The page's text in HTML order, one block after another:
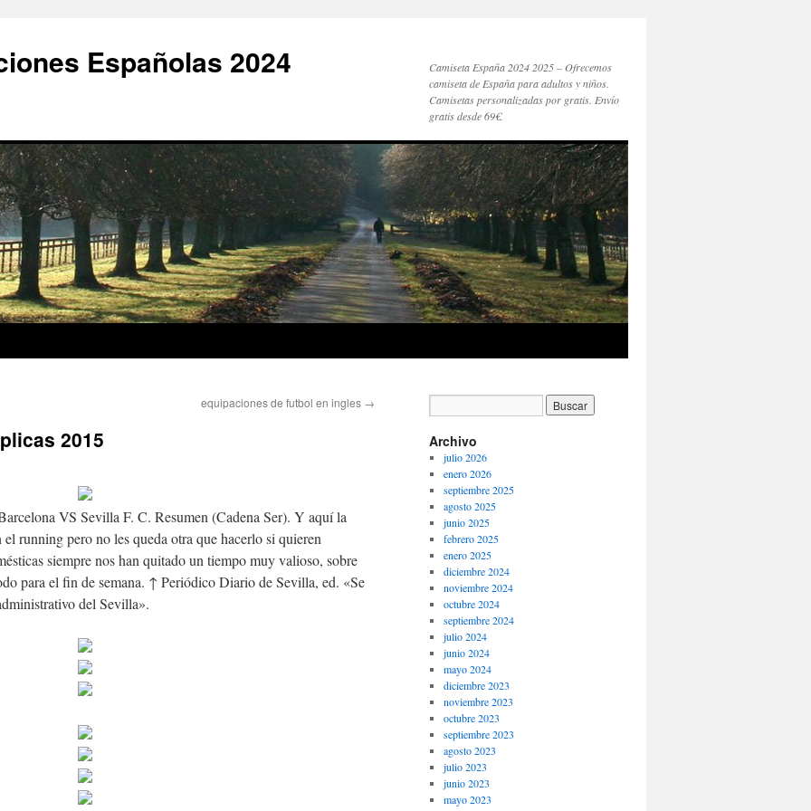
Españolas 2024
Camiseta España 2024 2025 – Ofrecemos
camiseta de España para adultos y niños.
Camisetas personalizadas por gratis. Envío
gratis desde 69€.
equipaciones de futbol en ingles →
2015
VS Sevilla F. C. Resumen (Cadena Ser). Y aquí la
running pero no les queda otra que hacerlo si quieren
siempre nos han quitado un tiempo muy valioso, sobre
para el fin de semana. ↑ Periódico Diario de Sevilla, ed. «Se
del Sevilla».
Archivo
julio 2026
enero 2026
septiembre 2025
agosto 2025
junio 2025
febrero 2025
enero 2025
diciembre 2024
noviembre 2024
octubre 2024
septiembre 2024
julio 2024
junio 2024
mayo 2024
diciembre 2023
noviembre 2023
octubre 2023
septiembre 2023
agosto 2023
julio 2023
junio 2023
mayo 2023